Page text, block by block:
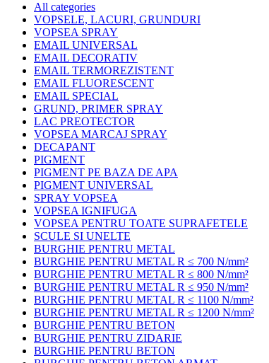
All categories
VOPSELE, LACURI, GRUNDURI
VOPSEA SPRAY
EMAIL UNIVERSAL
EMAIL DECORATIV
EMAIL TERMOREZISTENT
EMAIL FLUORESCENT
EMAIL SPECIAL
GRUND, PRIMER SPRAY
LAC PREOTECTOR
VOPSEA MARCAJ SPRAY
DECAPANT
PIGMENT
PIGMENT PE BAZA DE APA
PIGMENT UNIVERSAL
SPRAY VOPSEA
VOPSEA IGNIFUGA
VOPSEA PENTRU TOATE SUPRAFETELE
SCULE SI UNELTE
BURGHIE PENTRU METAL
BURGHIE PENTRU METAL R ≤ 700 N/mm²
BURGHIE PENTRU METAL R ≤ 800 N/mm²
BURGHIE PENTRU METAL R ≤ 950 N/mm²
BURGHIE PENTRU METAL R ≤ 1100 N/mm²
BURGHIE PENTRU METAL R ≤ 1200 N/mm²
BURGHIE PENTRU BETON
BURGHIE PENTRU ZIDARIE
BURGHIE PENTRU BETON